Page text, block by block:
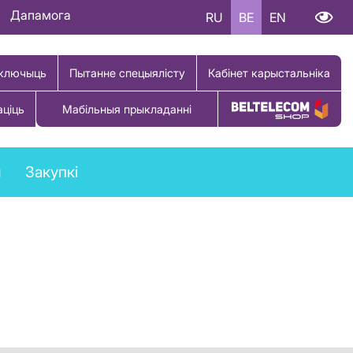
Дапамога RU BE EN
Пытанне спецыялісту Кабінет карыстальніка
Мабільныя прыкладанні Купіць тавар
Закупкі